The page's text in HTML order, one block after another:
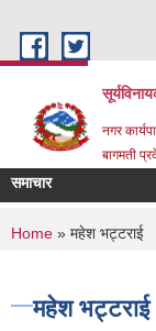
नगर
बागमती
समाचार
You are
Home » महेश भट्टराई
महेश भट्टराई